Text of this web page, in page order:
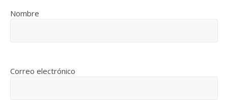
Nombre
Correo electrónico